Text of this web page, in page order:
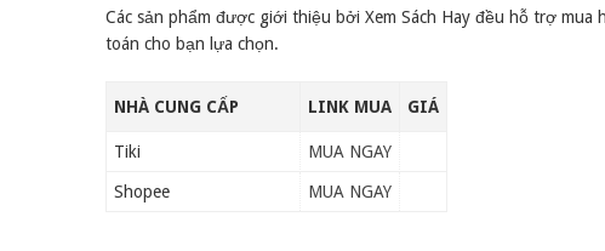
Các sản phẩm được giới thiệu bởi Xem Sách Hay đều hỗ trợ
toán cho bạn lựa chọn.
NHÀ CUNG CẤP LINK MUA GIÁ
Tiki MUA NGAY
Shopee MUA NGAY